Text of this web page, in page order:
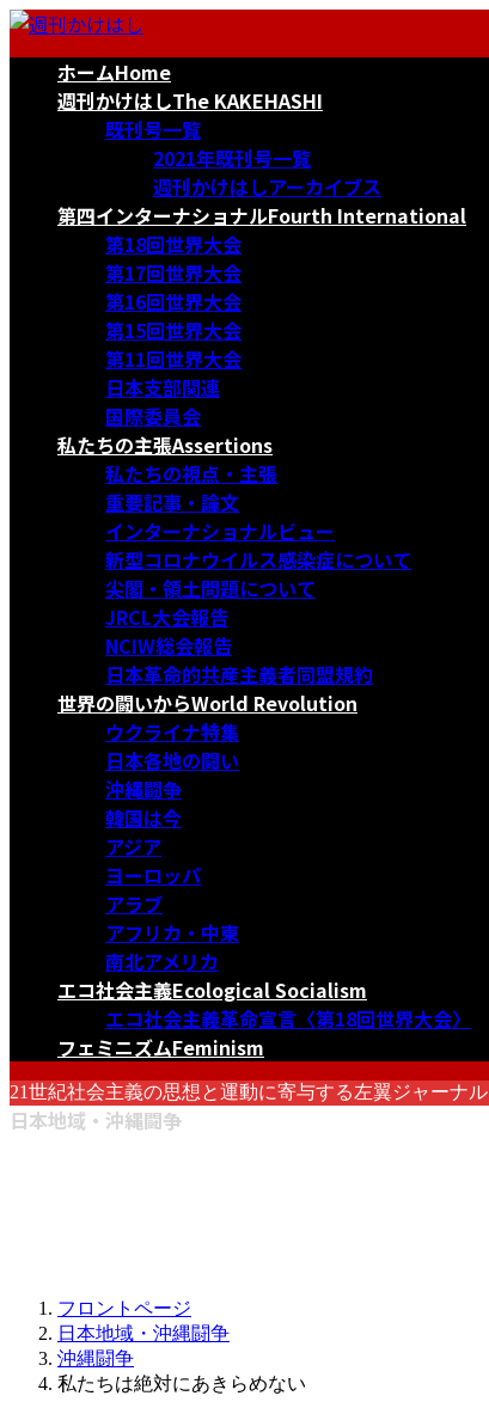
コ
ナ
ホームHome
週刊かけはしThe KAKEHASHI
既刊号一覧
2021年既刊号一覧
週刊かけはしアーカイブス
第四インターナショナルFourth International
第18回世界大会
第17回世界大会
第16回世界大会
第15回世界大会
第11回世界大会
日本支部関連
国際委員会
私たちの主張Assertions
私たちの視点・主張
重要記事・論文
インターナショナルビュー
新型コロナウイルス感染症について
尖閣・領土問題について
JRCL大会報告
NCIW総会報告
日本革命的共産主義者同盟規約
世界の闘いからWorld Revolution
ウクライナ特集
日本各地の闘い
沖縄闘争
韓国は今
アジア
ヨーロッパ
アラブ
アフリカ・中東
南北アメリカ
エコ社会主義Ecological Socialism
エコ社会主義革命宣言〈第18回世界大会〉
フェミニズムFeminism
21世紀社会主義の思想と運動に寄与する左翼ジャーナル
日本地域・沖縄闘争
フロントページ
日本地域・沖縄闘争
沖縄闘争
私たちは絶対にあきらめない